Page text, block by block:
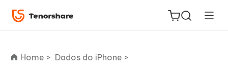
Home > Dados do iPhone >